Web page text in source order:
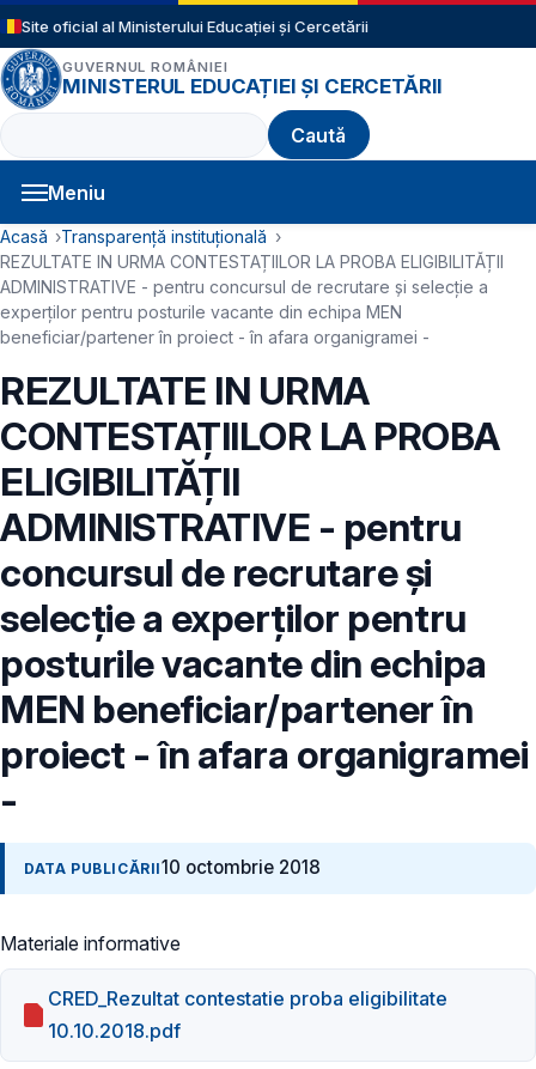
Sari la conținutul principal
Site oficial al Ministerului Educației și Cercetării
GUVERNUL ROMÂNIEI
MINISTERUL EDUCAȚIEI ȘI CERCETĂRII
Caută
Meniu
Navigație principală
Cale de navigare
Acasă
Transparență instituțională
REZULTATE IN URMA CONTESTAȚIILOR LA PROBA ELIGIBILITĂȚII
ADMINISTRATIVE - pentru concursul de recrutare și selecție a
experților pentru posturile vacante din echipa MEN
beneficiar/partener în proiect - în afara organigramei -
REZULTATE IN URMA
CONTESTAȚIILOR LA PROBA
ELIGIBILITĂȚII
ADMINISTRATIVE - pentru
concursul de recrutare și
selecție a experților pentru
posturile vacante din echipa
MEN beneficiar/partener în
proiect - în afara organigramei
-
DATA PUBLICĂRII10 octombrie 2018
Materiale informative
CRED_Rezultat contestatie proba eligibilitate
10.10.2018.pdf